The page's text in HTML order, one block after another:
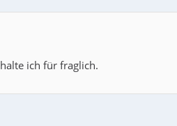
ich für fraglich.